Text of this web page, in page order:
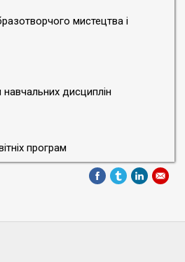
мистецтва і
дисциплін
програм